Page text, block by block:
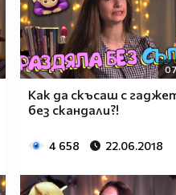
Как да скъсаш с
без скандали?!
4 658 22.06.2018